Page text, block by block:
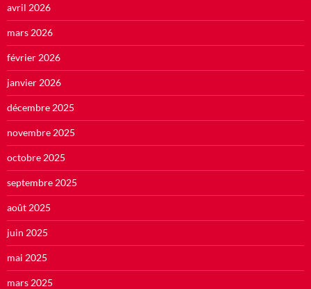
avril 2026
mars 2026
février 2026
janvier 2026
décembre 2025
novembre 2025
octobre 2025
septembre 2025
août 2025
juin 2025
mai 2025
mars 2025